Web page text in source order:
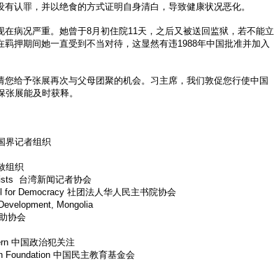
认罪，并以绝食的方式证明自身清白，导致健康状况恶化。
病况严重。她曾于8月初住院11天，之后又被送回监狱，若不能立
羁押期间她一直受到不当对待，这显然有违1988年中国批准并加入
给予张展再次与父母团聚的机会。习主席，我们敦促您行使中国
展能及时获释。
界记者组织
组织
台湾新闻记者协会
Democracy 社团法人华人民主书院协会
Mongolia
协会
中国政治犯关注
Foundation 中国民主教育基金会